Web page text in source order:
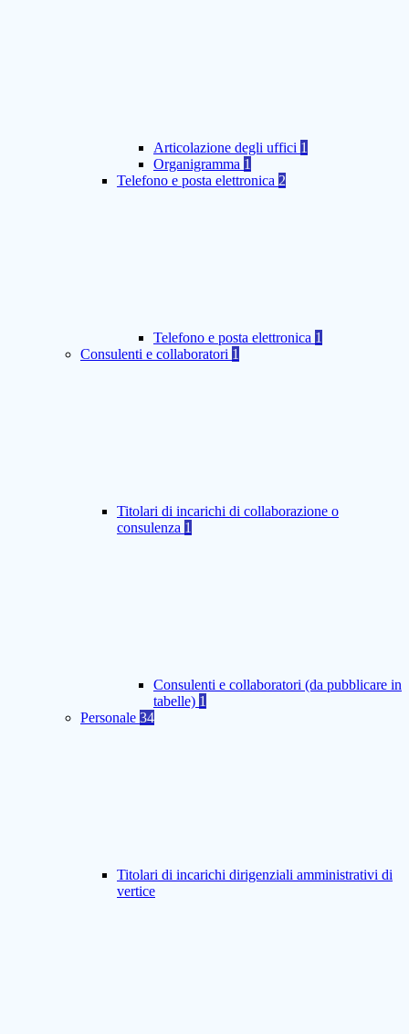
Articolazione degli uffici 1
Organigramma 1
Telefono e posta elettronica 2
Telefono e posta elettronica 1
Consulenti e collaboratori 1
Titolari di incarichi di collaborazione o
consulenza 1
Consulenti e collaboratori (da pubblicare in
tabelle) 1
Personale 34
Titolari di incarichi dirigenziali amministrativi di
vertice